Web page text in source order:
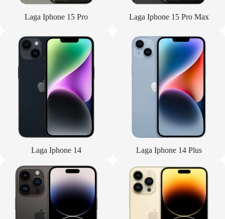
Laga Iphone 15 Pro Laga Iphone 15 Pro Max
Laga Iphone 14 Laga Iphone 14 Plus